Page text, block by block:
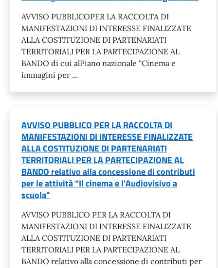
AVVISO PUBBLICOPER LA RACCOLTA DI
MANIFESTAZIONI DI INTERESSE FINALIZZATE
ALLA COSTITUZIONE DI PARTENARIATI
TERRITORIALI PER LA PARTECIPAZIONE AL
BANDO di cui alPiano nazionale “Cinema e
immagini per ...
AVVISO PUBBLICO PER LA RACCOLTA DI
MANIFESTAZIONI DI INTERESSE FINALIZZATE
ALLA COSTITUZIONE DI PARTENARIATI
TERRITORIALI PER LA PARTECIPAZIONE AL
BANDO relativo alla concessione di contributi
per le attività “Il cinema e l’Audiovisivo a
scuola"
AVVISO PUBBLICO PER LA RACCOLTA DI
MANIFESTAZIONI DI INTERESSE FINALIZZATE
ALLA COSTITUZIONE DI PARTENARIATI
TERRITORIALI PER LA PARTECIPAZIONE AL
BANDO relativo alla concessione di contributi per